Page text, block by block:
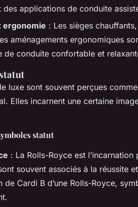
des applications de conduite
ergonomie : Les sièges
aménagements ergonomiques
de conduite confortable et
luxe sont souvent perçues
Elles incarnent une certaine
statut
: La Rolls-Royce est
souvent associés à la réussite
de Cardi B d’une Rolls-Royce,